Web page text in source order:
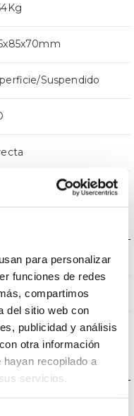
para personalizar
funciones de redes
compartimos
del sitio web con
publicidad y análisis
otra información
recopilado a
servicios.
Suspendido
5000K
80